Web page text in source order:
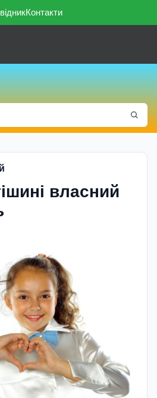
Контакти
власний